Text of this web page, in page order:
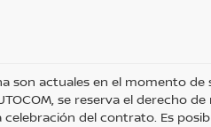
son actuales en el momento
se reserva el derecho
del contrato. Es